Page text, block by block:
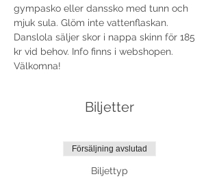
gympasko eller danssko med tunn och
mjuk sula. Glöm inte vattenflaskan.
Danslola säljer skor i nappa skinn för 185
kr vid behov. Info finns i webshopen.
Välkomna!
Biljetter
Försäljning avslutad
Biljettyp